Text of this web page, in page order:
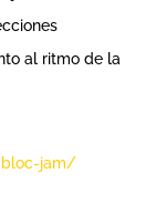
al ritmo de la
jam/